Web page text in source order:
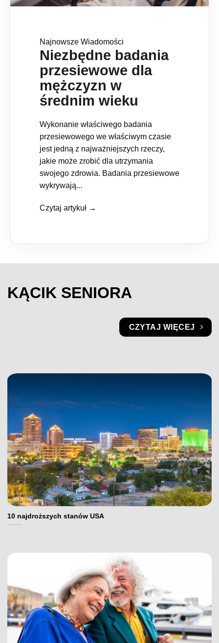
Najnowsze Wiadomości
Niezbędne badania
przesiewowe dla
mężczyzn w
średnim wieku
Wykonanie właściwego badania
przesiewowego we właściwym czasie
jest jedną z najważniejszych rzeczy,
jakie może zrobić dla utrzymania
swojego zdrowia. Badania przesiewowe
wykrywają...
Czytaj artykuł →
KĄCIK SENIORA
CZYTAJ WIĘCEJ
10 najdroższych stanów USA